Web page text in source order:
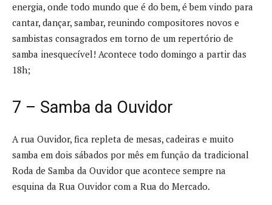
energia, onde todo mundo que é do bem, é bem vindo para
cantar, dançar, sambar, reunindo compositores novos e
sambistas consagrados em torno de um repertório de
samba inesquecível! Acontece todo domingo a partir das
18h;
7 – Samba da Ouvidor
A rua Ouvidor, fica repleta de mesas, cadeiras e muito
samba em dois sábados por mês em função da tradicional
Roda de Samba da Ouvidor que acontece sempre na
esquina da Rua Ouvidor com a Rua do Mercado.